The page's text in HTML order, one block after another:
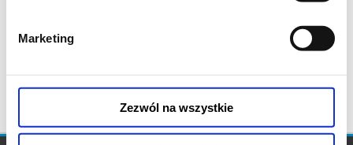
Marketing
Zezwól na wszystkie